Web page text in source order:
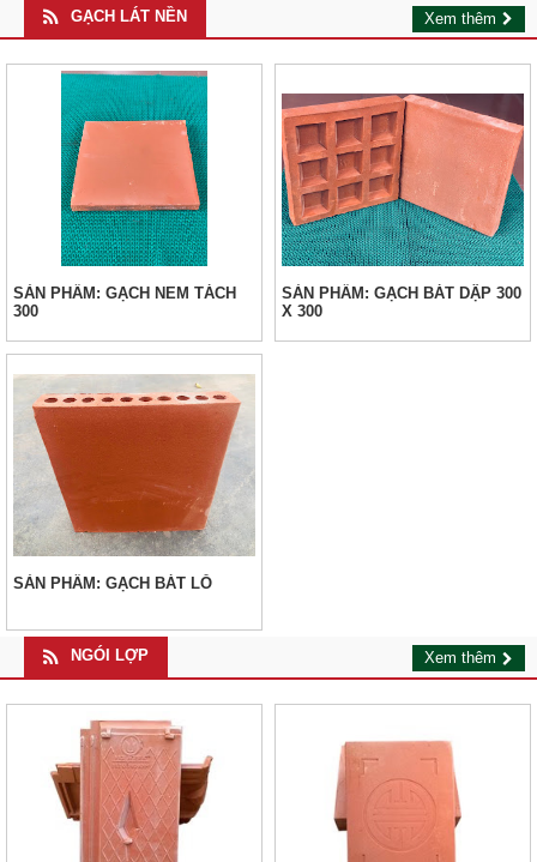
GẠCH LÁT NỀN Xem thêm
SẢN PHẨM: GẠCH NEM TÁCH
300
SẢN PHẨM: GẠCH BÁT DẬP 300
X 300
SẢN PHẦM: GẠCH BÁT LỖ
NGÓI LỢP Xem thêm